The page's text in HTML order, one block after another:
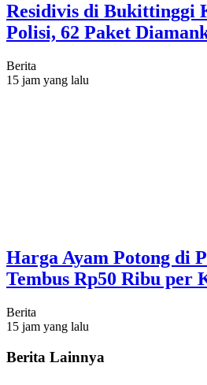
Residivis di Bukittinggi
Polisi, 62 Paket
Berita
15 jam yang lalu
Harga Ayam Potong di
Tembus Rp50 Ribu per
Berita
15 jam yang lalu
Berita Lainnya